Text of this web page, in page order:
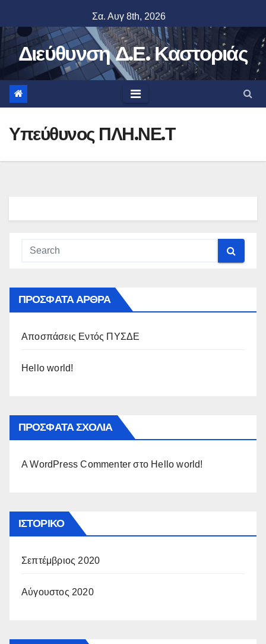
to
content
Σα. Αυγ 8th, 2026
Διεύθυνση Δ.Ε. Καστοριάς
Υπεύθυνος ΠΛΗ.ΝΕ.Τ
ΠΡΌΣΦΑΤΑ ΆΡΘΡΑ
Αποσπάσεις Εντός ΠΥΣΔΕ
Hello world!
ΠΡΌΣΦΑΤΑ ΣΧΌΛΙΑ
A WordPress Commenter στο Hello world!
ΙΣΤΟΡΙΚΌ
Σεπτέμβριος 2020
Αύγουστος 2020